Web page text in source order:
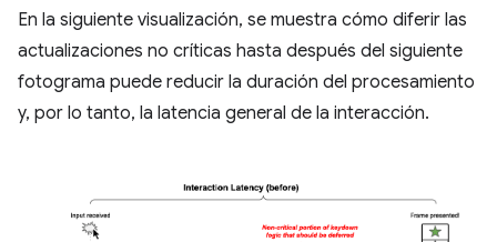
En la siguiente visualización, se muestra cómo diferir las
actualizaciones no críticas hasta después del siguiente
fotograma puede reducir la duración del procesamiento
y, por lo tanto, la latencia general de la interacción.